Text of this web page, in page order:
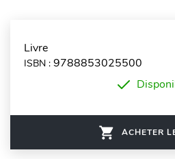
Livre
ISBN : 9788853025500
ACHETER